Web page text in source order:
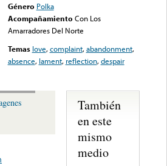
Género Polka
Acompañamiento Con Los
Amarradores Del Norte
Temas love,complaint,abandonment,
absence, lament, reflection,despair
También
en este
mismo
medio